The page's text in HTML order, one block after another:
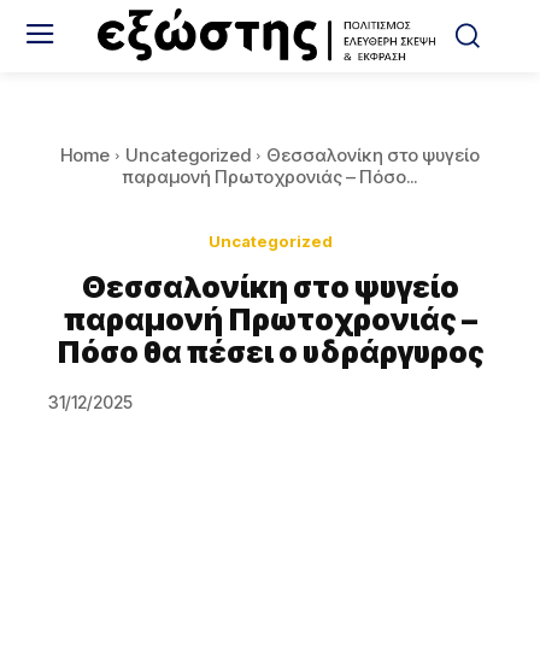
Home Uncategorized
Θεσσαλονίκη στο ψυγείο
παραμονή Πρωτοχρονιάς – Πόσο...
Uncategorized
Θεσσαλονίκη στο ψυγείο
παραμονή Πρωτοχρονιάς –
Πόσο θα πέσει ο υδράργυρος
31/12/2025